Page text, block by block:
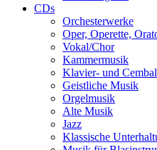
CDs
Orchesterwerke
Oper, Operette,
Vokal/Chor
Kammermusik
Klavier- und
Geistliche Musik
Orgelmusik
Alte Musik
Jazz
Klassische